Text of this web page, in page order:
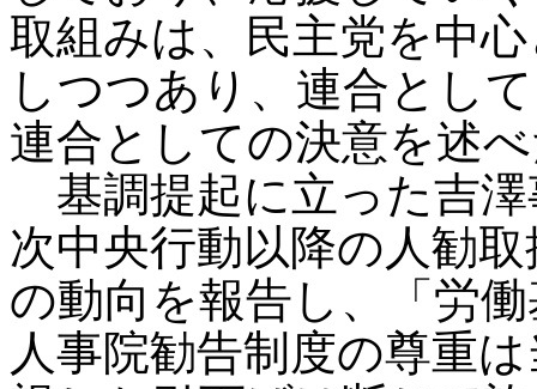
取組みは、民主党を中
しつつあり、連合とし
連合としての決意を述
基調提起に立った吉澤
次中央行動以降の人勧
の動向を報告し、「労
人事院勧告制度の尊重